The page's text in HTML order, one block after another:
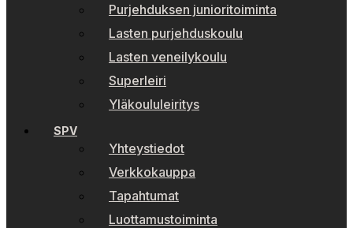
Purjehduksen junioritoiminta
Lasten purjehduskoulu
Lasten veneilykoulu
Superleiri
Yläkoululeiritys
SPV
Yhteystiedot
Verkkokauppa
Tapahtumat
Luottamustoiminta